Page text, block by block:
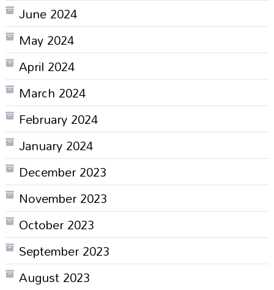
June 2024
May 2024
April 2024
March 2024
February 2024
January 2024
December 2023
November 2023
October 2023
September 2023
August 2023